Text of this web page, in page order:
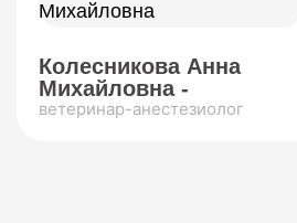
Колесникова Анна
Михайловна -
ветеринар-анестезиолог